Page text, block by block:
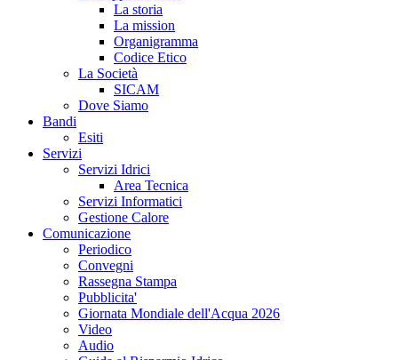
La storia
La mission
Organigramma
Codice Etico
La Società
SICAM
Dove Siamo
Bandi
Esiti
Servizi
Servizi Idrici
Area Tecnica
Servizi Informatici
Gestione Calore
Comunicazione
Periodico
Convegni
Rassegna Stampa
Pubblicita'
Giornata Mondiale dell'Acqua 2026
Video
Audio